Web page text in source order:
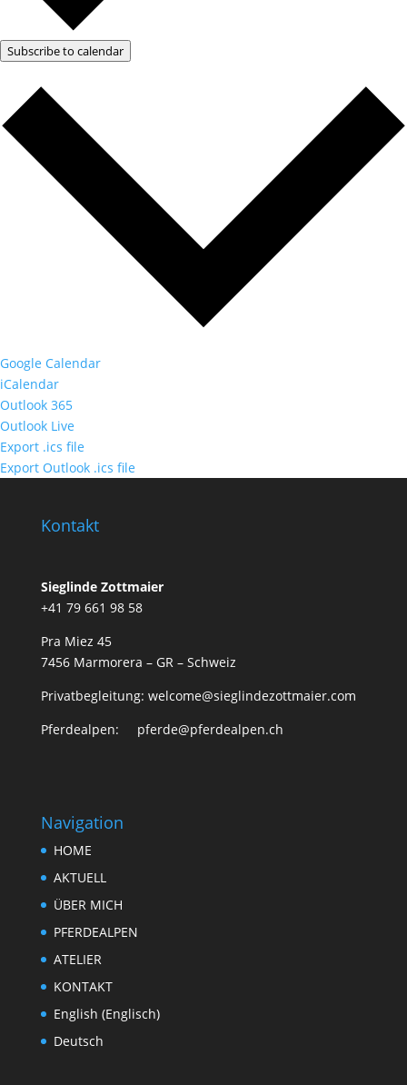
Subscribe to calendar
Google Calendar
iCalendar
Outlook 365
Outlook Live
Export .ics file
Export Outlook .ics file
Kontakt
Sieglinde Zottmaier
+41 79 661 98 58
Pra Miez 45
7456 Marmorera – GR – Schweiz
Privatbegleitung: welcome@sieglindezottmaier.com
Pferdealpen: pferde@pferdealpen.ch
Navigation
HOME
AKTUELL
ÜBER MICH
PFERDEALPEN
ATELIER
KONTAKT
English (Englisch)
Deutsch